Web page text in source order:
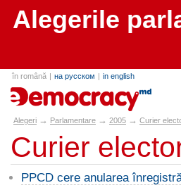
Alegerile
în română | на русском | in english
alegeri.md
Alegeri → Parlamentare → 2005 → Curier
Curier
PPCD cere anularea